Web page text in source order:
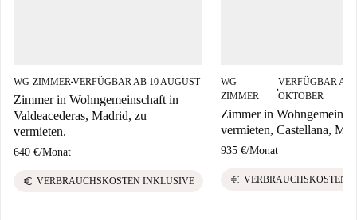
WG-ZIMMER■VERFÜGBAR AB 10 AUGUST
Zimmer in Wohngemeinschaft in
Valdeacederas, Madrid, zu
vermieten.
640 €/Monat
euro VERBRAUCHSKOSTEN INKLUSIVE
WG-
ZIMMER
■
VERFÜGBAR AB
OKTOBER
Zimmer in
vermieten, Castellana,
935 €/Monat
euro VERBRAUCHSKOSTEN